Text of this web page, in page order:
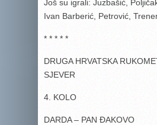
Još su igrali: Juzbašić,
Ivan Barberić, Petrović,
* * * * *
DRUGA HRVATSKA
SJEVER
4. KOLO
DARDA – PAN